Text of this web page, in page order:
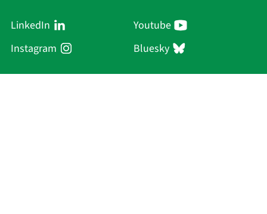
LinkedIn
Youtube
Instagram
Bluesky